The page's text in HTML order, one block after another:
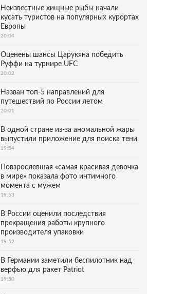
Неизвестные хищные рыбы начали
кусать туристов на популярных курортах
Европы
20:04
Оценены шансы Царукяна победить
Руффи на турнире UFC
20:02
Назван топ-5 направлений для
путешествий по России летом
20:01
В одной стране из-за аномальной жары
выпустили приложение для поиска тени
19:54
Повзрослевшая «самая красивая девочка
в мире» показала фото интимного
момента с мужем
19:53
В России оценили последствия
прекращения работы крупного
производителя упаковки
19:52
В Германии заметили беспилотник над
верфью для ракет Patriot
19:50